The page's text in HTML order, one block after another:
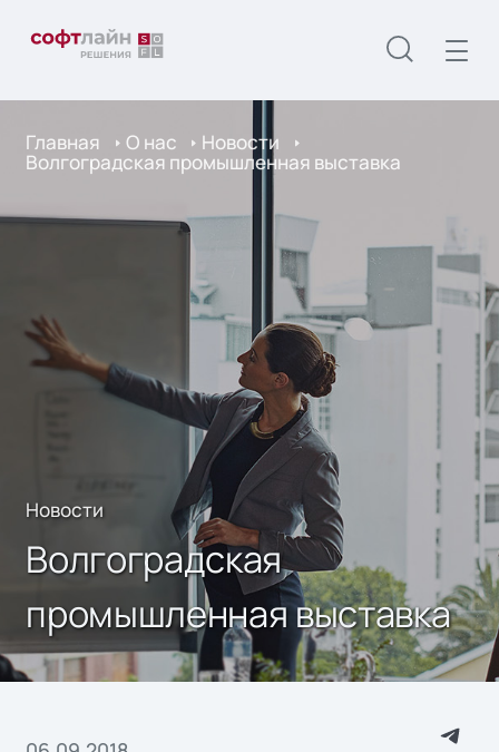
Главная О нас Новости
Волгоградская промышленная выставка
Новости
Волгоградская
промышленная выставка